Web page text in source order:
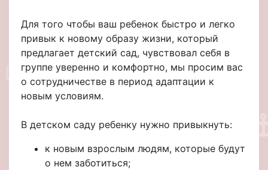
Для того чтобы ваш ребенок быстро и легко
привык к новому образу жизни, который
предлагает детский сад, чувствовал себя в
группе уверенно и комфортно, мы просим вас
о сотрудничестве в период адаптации к
новым условиям.
В детском саду ребенку нужно привыкнуть:
к новым взрослым людям, которые будут
о нем заботиться;